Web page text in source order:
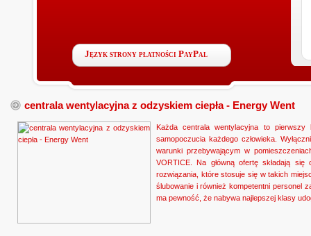
Język strony płatności PayPal
centrala wentylacyjna z odzyskiem ciepła - Energy Went
Każda centrala wentylacyjna to
samopoczucia każdego człowieka.
warunki przebywającym w
VORTICE. Na główną ofertę składają
rozwiązania, które stosuje się w takich
ślubowanie i również kompetentni personel
ma pewność, że nabywa najlepszej klasy